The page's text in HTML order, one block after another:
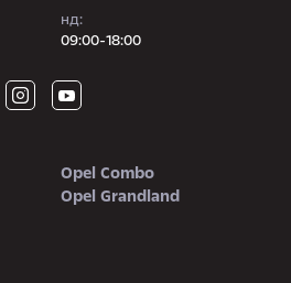
нд:
09:00-18:00
Opel Combo
Opel Grandland